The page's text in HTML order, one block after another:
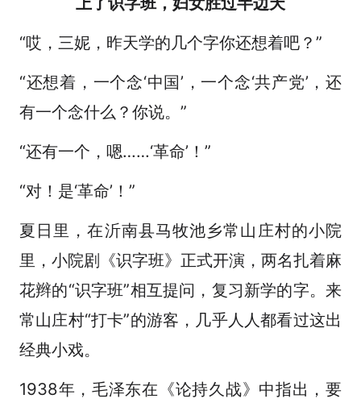
“哎，三妮，昨天学的几个字你还想着吧？”
“还想着，一个念‘中国’，一个念‘共产党’，还
有一个念什么？你说。”
“还有一个，嗯……‘革命’！”
“对！是‘革命’！”
夏日里，在沂南县马牧池乡常山庄村的小院
里，小院剧《识字班》正式开演，两名扎着麻
花辫的“识字班”相互提问，复习新学的字。来
常山庄村“打卡”的游客，几乎人人都看过这出
经典小戏。
1938年，毛泽东在《论持久战》中指出，要